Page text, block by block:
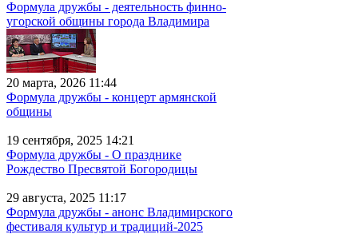
Формула дружбы - деятельность финно-
угорской общины города Владимира
20 марта, 2026 11:44
Формула дружбы - концерт армянской
общины
19 сентября, 2025 14:21
Формула дружбы - О празднике
Рождество Пресвятой Богородицы
29 августа, 2025 11:17
Формула дружбы - анонс Владимирского
фестиваля культур и традиций-2025